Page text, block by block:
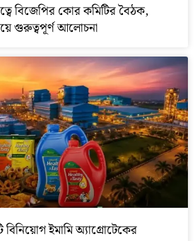
বিজেপির কোর কমিটির বৈঠক,
গুরুত্বপূর্ণ আলোচনা
ইমামি অ্যাগ্রোটেকের